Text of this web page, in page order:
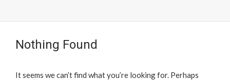
Nothing Found
It seems we can’t find what you’re looking for. Perhaps